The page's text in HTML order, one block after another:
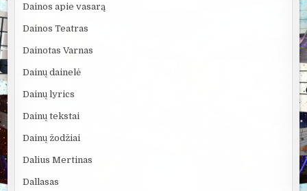
Dainos apie vasarą
Dainos Teatras
Dainotas Varnas
Dainų dainelė
Dainų lyrics
Dainų tekstai
Dainų žodžiai
Dalius Mertinas
Dallasas